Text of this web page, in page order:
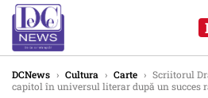
DCNews › Cultura › Carte › Scriitorul
capitol în universul literar după un succes